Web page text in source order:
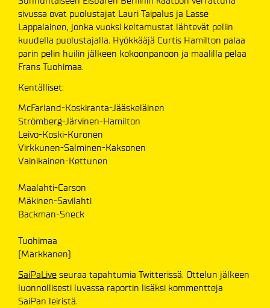
sivussa ovat puolustajat Lauri Taipalus ja Lasse
Lappalainen, jonka vuoksi keltamustat lähtevät peliin
kuudella puolustajalla. Hyökkääjä Curtis Hamilton palaa
parin pelin huilin jälkeen kokoonpanoon ja maalilla pelaa
Frans Tuohimaa.
Kentälliset:
McFarland-Koskiranta-Jääskeläinen
Strömberg-Järvinen-Hamilton
Leivo-Koski-Kuronen
Virkkunen-Salminen-Kaksonen
Vainikainen-Kettunen
Maalahti-Carson
Mäkinen-Savilahti
Backman-Sneck
Tuohimaa
(Markkanen)
SaiPaLive seuraa tapahtumia Twitterissä. Ottelun jälkeen
luonnollisesti luvassa raportin lisäksi kommentteja
SaiPan leiristä.